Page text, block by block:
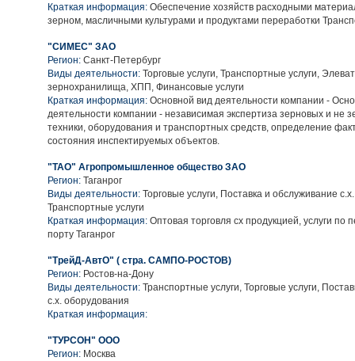
Краткая информация: Обеспечение хозяйств расходными
зерном, масличными культурами и продуктами переработки
"СИМЕС" ЗАО
Регион: Санкт-Петербург
Виды деятельности: Торговые услуги, Транспортные услуги,
зернохранилища, ХПП, Финансовые услуги
Краткая информация: Основной вид деятельности компании -
деятельности компании - независимая экспертиза зерновых и не
техники, оборудования и транспортных средств, определение
состояния инспектируемых объектов.
"ТАО" Агропромышленное общество ЗАО
Регион: Таганрог
Виды деятельности: Торговые услуги, Поставка и обслуживание
Транспортные услуги
Краткая информация: Оптовая торговля сх продукцией, услуги по
порту Таганрог
"ТрейД-АвтО" ( стра. САМПО-РОСТОВ)
Регион: Ростов-на-Дону
Виды деятельности: Транспортные услуги, Торговые услуги,
с.х. оборудования
Краткая информация:
"ТУРСОН" ООО
Регион: Москва